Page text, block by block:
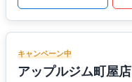
キャンペーン中
アップルジム町屋店